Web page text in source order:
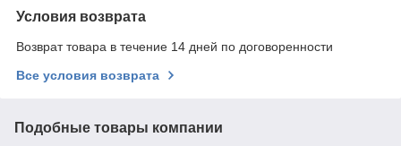
Условия возврата
Возврат товара в течение 14 дней по договоренности
Все условия возврата
Подобные товары компании